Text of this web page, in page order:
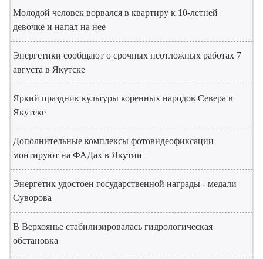
Молодой человек ворвался в квартиру к 10-летней
девочке и напал на нее
Энергетики сообщают о срочных неотложных работах 7
августа в Якутске
Яркий праздник культуры коренных народов Севера в
Якутске
Дополнительные комплексы фотовидеофиксации
монтируют на ФАДах в Якутии
Энергетик удостоен государственной награды - медали
Суворова
В Верхоянье стабилизировалась гидрологическая
обстановка